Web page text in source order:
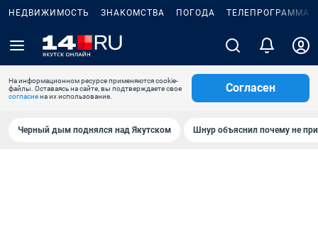
НЕДВИЖИМОСТЬ ЗНАКОМСТВА ПОГОДА ТЕЛЕПРОГРАММА
На информационном ресурсе применяются cookie-
файлы. Оставаясь на сайте, вы подтверждаете свое
согласиена их использование.
Согласен
Черный дым поднялся над Якутском Шнур объяснил почему не